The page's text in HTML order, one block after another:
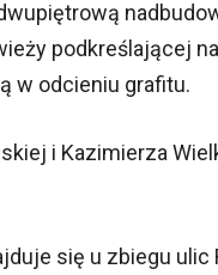
podkreślającej
w odcieniu grafitu.
się u zbiegu